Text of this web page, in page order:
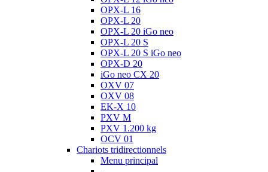
OPX-L 16
OPX-L 20
OPX-L 20 iGo neo
OPX-L 20 S
OPX-L 20 S iGo neo
OPX-D 20
iGo neo CX 20
OXV 07
OXV 08
EK-X 10
PXV M
PXV 1.200 kg
OCV 01
Chariots tridirectionnels
Menu principal